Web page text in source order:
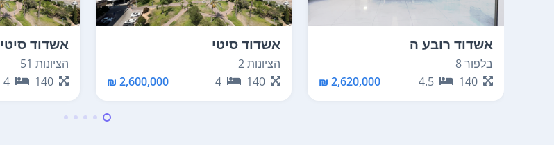
אשדוד רובע ה
בלפור 8
140
4.5
2,620,000 ₪
אשדוד סיטי
הציונות 2
140
4
2,600,000 ₪
אשדוד סיטי
הציונות 51
140
4